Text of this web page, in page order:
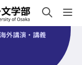
フ 入試・入学案
海外講演・講義